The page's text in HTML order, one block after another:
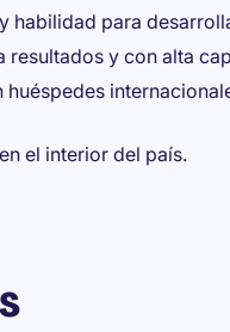
habilidad para
resultados y con alta
el interior del país.